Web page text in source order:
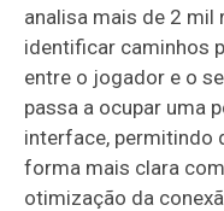
analisa mais de 2 mil
identificar caminhos
entre o jogador e o
passa a ocupar uma
interface, permitindo
forma mais clara
otimização da